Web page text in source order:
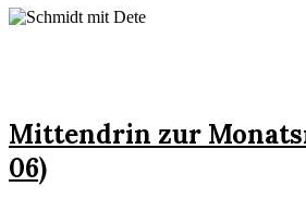
Mittendrin zur
06)